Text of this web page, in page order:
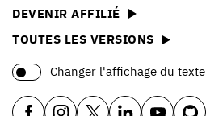
DEVENIR AFFILIÉ
TOUTES LES VERSIONS
Changer l'affichage du texte